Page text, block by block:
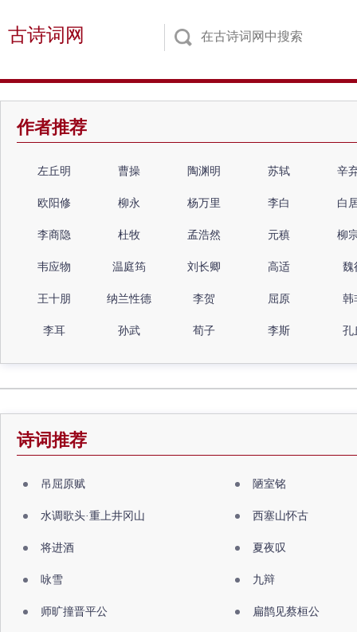
古诗词网
作者推荐
左丘明 曹操 陶渊明 苏轼 辛
欧阳修 柳永 杨万里 李白 白
李商隐 杜牧 孟浩然 元稹 柳
韦应物 温庭筠 刘长卿 高适 魏
王十朋 纳兰性德 李贺 屈原 韩
李耳 孙武 荀子 李斯 孔
诗词推荐
吊屈原赋 陋室铭
水调歌头·重上井冈山 西塞山怀古
将进酒 夏夜叹
咏雪 九辩
师旷撞晋平公 扁鹊见蔡桓公